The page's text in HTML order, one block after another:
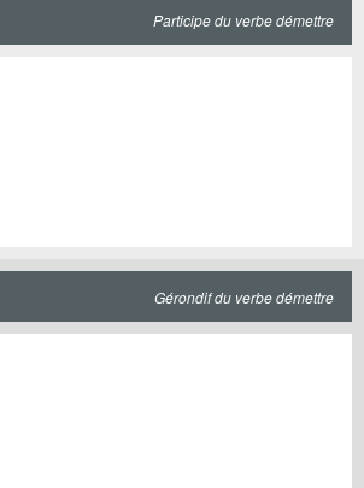
Participe du verbe démettre
Gérondif du verbe démettre